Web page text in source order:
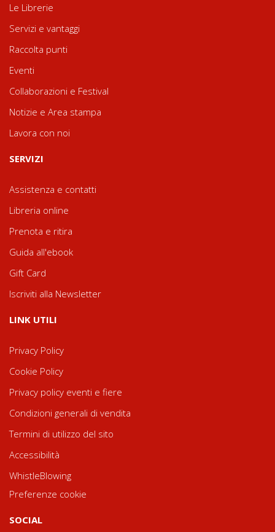
Le Librerie
Servizi e vantaggi
Raccolta punti
Eventi
Collaborazioni e Festival
Notizie e Area stampa
Lavora con noi
SERVIZI
Assistenza e contatti
Libreria online
Prenota e ritira
Guida all'ebook
Gift Card
Iscriviti alla Newsletter
LINK UTILI
Privacy Policy
Cookie Policy
Privacy policy eventi e fiere
Condizioni generali di vendita
Termini di utilizzo del sito
Accessibilità
WhistleBlowing
Preferenze cookie
SOCIAL